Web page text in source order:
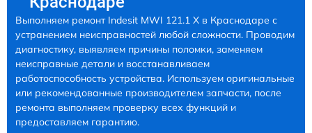
Выполняем ремонт Indesit MWI 121.1 X в Краснодаре с
устранением неисправностей любой сложности. Проводим
диагностику, выявляем причины поломки, заменяем
неисправные детали и восстанавливаем
работоспособность устройства. Используем оригинальные
или рекомендованные производителем запчасти, после
ремонта выполняем проверку всех функций и
предоставляем гарантию.